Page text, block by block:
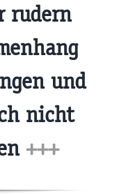
rudern
und
nicht
+++